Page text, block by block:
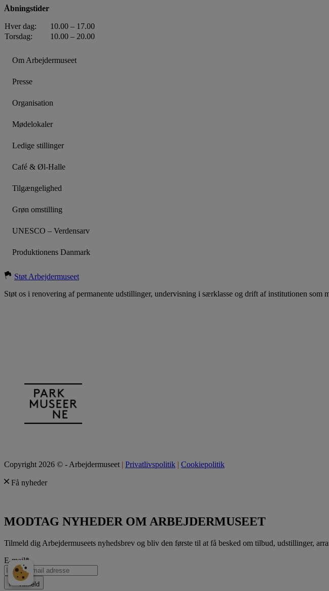
Åbningstider
Hver dag:
10.00 – 17.00
Torsdag:
10.00 – 20.00
Om Arbejdermuseet
Presse
Organisation
Mødelokaler
Ledige stillinger
Café & Øl-Halle
Tilgængelighed
Grøn omstilling
UNESCO – Verdensarv
Produktionens Danmark
Støt Arbejdermuseet
Støt os i renovering af permanente udstillinger, undervisning i særklasse og drift af institutionen som
Copyright 2026 © - Arbejdermuseet | Privatlivspolitik | Cookiepolitik
Få nyheder
MODTAG NYHEDER OM ARBEJDERMUSEET
Tilmeld dig Arbejdermuseets nyhedsbrev og bliv den første til at få besked om tilbud, udstillinger,
E-mail*
Tilmeld